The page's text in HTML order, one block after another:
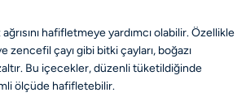
hafifletmeye yardımcı olabilir. Özellikle
zencefil çayı gibi bitki çayları, boğazı
Bu içecekler, düzenli tüketildiğinde
ölçüde hafifletebilir.